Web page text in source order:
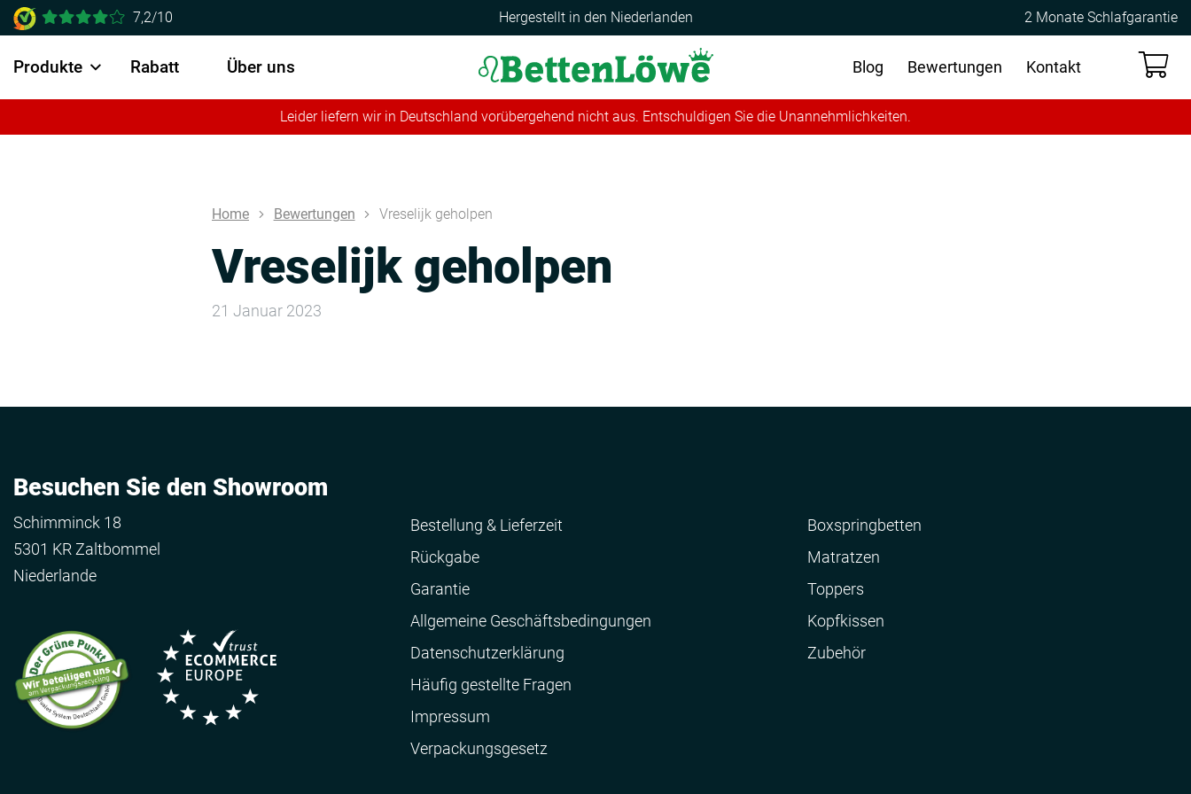
7,2/10 Hergestellt in den Niederlanden 2 Monate Schlafgarantie
Produkte Rabatt Über uns Kontakt
Bewertungen
Blog
Leider liefern wir in Deutschland vorübergehend nicht aus. Entschuldigen Sie die Unannehmlichkeiten.
Home Bewertungen Vreselijk geholpen
Vreselijk geholpen
21 Januar 2023
Besuchen Sie den Showroom
Schimminck 18
5301 KR Zaltbommel
Niederlande
Bestellung & Lieferzeit
Rückgabe
Garantie
Allgemeine Geschäftsbedingungen
Datenschutzerklärung
Häufig gestellte Fragen
Impressum
Verpackungsgesetz
Boxspringbetten
Matratzen
Toppers
Kopfkissen
Zubehör